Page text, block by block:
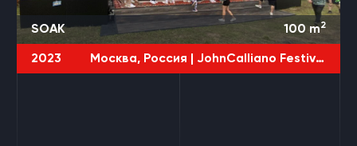
SOAK 100 m2
2023 Москва, Россия | JohnCalliano Festival